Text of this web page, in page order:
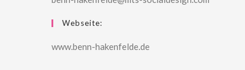
Webseite:
www.benn-hakenfelde.de